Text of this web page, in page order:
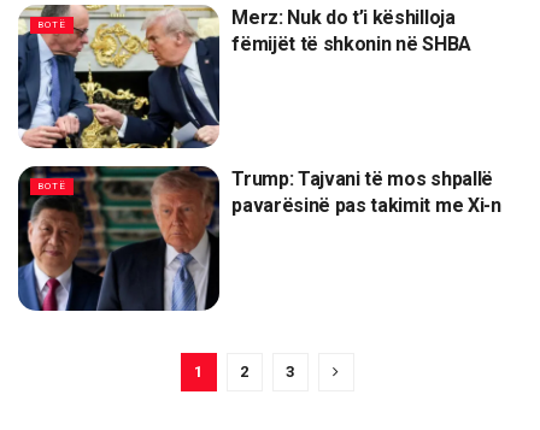
BOTË
Merz: Nuk do t’i këshilloja
fëmijët të shkonin në SHBA
BOTË
Trump: Tajvani të mos shpallë
pavarësinë pas takimit me Xi-n
1 2 3